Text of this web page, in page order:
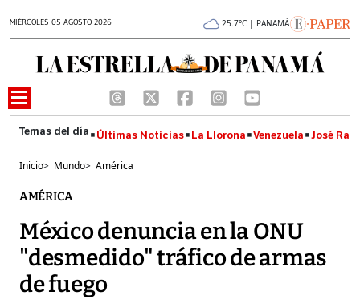
MIÉRCOLES 05 AGOSTO 2026 25.7°C | PANAMÁ
Últimas Noticias La Llorona Venezuela José
Inicio> Mundo> América
AMÉRICA
México denuncia en la ONU
"desmedido" tráfico de armas
de fuego